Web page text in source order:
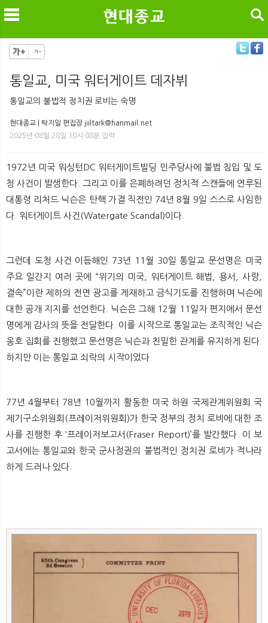
메
뉴 색
검색
통일교, 미국 워터게이트 데자뷔
통일교의 불법적 정치권 로비는 숙명
현대종교 | 탁지일 편집장 jiiltark@hanmail.net
2025년 08월 28일 10시 08분 입력
1972년 미국 워싱턴DC 워터게이트빌딩 민주당사에 불법 침입 및 도
청 사건이 발생한다. 그리고 이를 은폐하려던 정치적 스캔들에 연루된
대통령 리처드 닉슨은 탄핵 가결 직전인 74년 8월 9일 스스로 사임한
다. 워터게이트 사건(Watergate Scandal)이다.
그런데 도청 사건 이듬해인 73년 11월 30일 통일교 문선명은 미국
주요 일간지 여러 곳에 “위기의 미국, 워터게이트 해법, 용서, 사랑,
결속”이란 제하의 전면 광고를 게재하고 금식기도를 진행하며 닉슨에
대한 공개 지지를 선언한다. 닉슨은 그해 12월 11일자 편지에서 문선
명에게 감사의 뜻을 전달한다. 이를 시작으로 통일교는 조직적인 닉슨
옹호 집회를 진행했고 문선명은 닉슨과 친밀한 관계를 유지하게 된다.
하지만 이는 통일교 쇠락의 시작이었다.
77년 4월부터 78년 10월까지 활동한 미국 하원 국제관계위원회 국
제기구소위원회(프레이저위원회)가 한국 정부의 정치 로비에 대한 조
사를 진행한 후 ‘프레이저보고서(Fraser Report)’를 발간했다. 이 보
고서에는 통일교와 한국 군사정권의 불법적인 정치권 로비가 적나라
하게 드러나 있다.​